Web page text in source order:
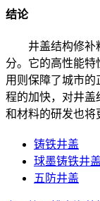
结论
井盖结构修补料
分。它的高性能特
用则保障了城市
程的加快，对井盖
和材料的研发也将
铸铁井盖
球墨铸铁井盖
五防井盖